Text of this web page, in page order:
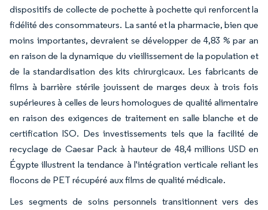
dispositifs de collecte de pochette à pochette qui renforcent la
fidélité des consommateurs. La santé et la pharmacie, bien que
moins importantes, devraient se développer de 4,83 % par an
en raison de la dynamique du vieillissement de la population et
de la standardisation des kits chirurgicaux. Les fabricants de
films à barrière stérile jouissent de marges deux à trois fois
supérieures à celles de leurs homologues de qualité alimentaire
en raison des exigences de traitement en salle blanche et de
certification ISO. Des investissements tels que la facilité de
recyclage de Caesar Pack à hauteur de 48,4 millions USD en
Égypte illustrent la tendance à l'intégration verticale reliant les
flocons de PET récupéré aux films de qualité médicale.
Les segments de soins personnels transitionnent vers des